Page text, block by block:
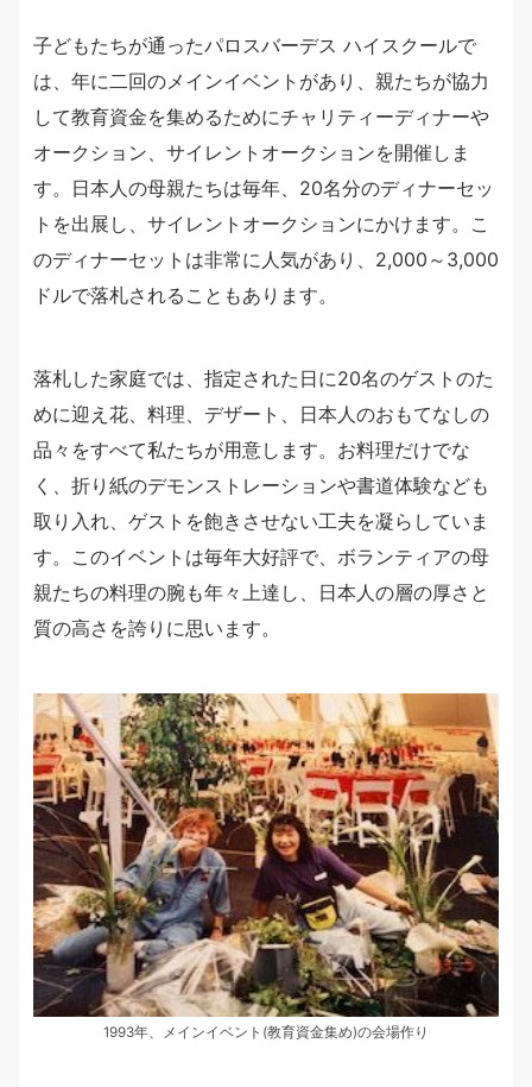
子どもたちが通ったパロスバーデス ハイスクールで
は、年に二回のメインイベントがあり、親たちが協力
して教育資金を集めるためにチャリティーディナーや
オークション、サイレントオークションを開催しま
す。日本人の母親たちは毎年、20名分のディナーセッ
トを出展し、サイレントオークションにかけます。こ
のディナーセットは非常に人気があり、2,000～3,000
ドルで落札されることもあります。
落札した家庭では、指定された日に20名のゲストのた
めに迎え花、料理、デザート、日本人のおもてなしの
品々をすべて私たちが用意します。お料理だけでな
く、折り紙のデモンストレーションや書道体験なども
取り入れ、ゲストを飽きさせない工夫を凝らしていま
す。このイベントは毎年大好評で、ボランティアの母
親たちの料理の腕も年々上達し、日本人の層の厚さと
質の高さを誇りに思います。
1993年、メインイベント(教育資金集め)の会場作り